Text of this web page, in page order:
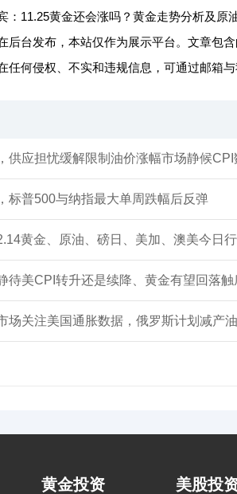
：11.25黄金还会涨吗？黄金走势分析及原
后台发布，本站仅作为展示平台。文章包
任何侵权、不实和违规信息，可通过邮箱
供应担忧缓解限制油价涨幅市场静候CPI
标普500与纳指最大单周跌幅后反弹
黄金、原油、磅日、美加、澳美今日
待美CPI转升还是续降、黄金有望回落触
场关注美国通胀数据，俄罗斯计划减产
黄金投资 美股投